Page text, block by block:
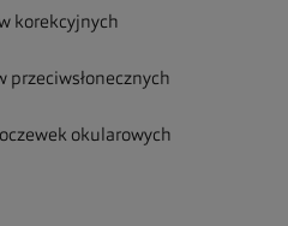
korekcyjnych
przeciwsłonecznych
okularowych